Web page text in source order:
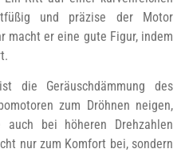
und präzise der Motor
macht er eine gute Figur, indem
die Geräuschdämmung des
zum Dröhnen neigen,
bei höheren Drehzahlen
nur zum Komfort bei, sondern